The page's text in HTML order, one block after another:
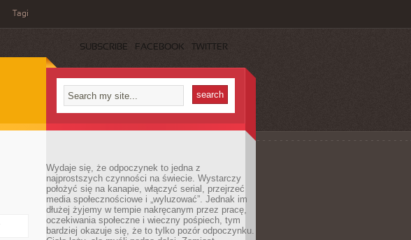
Tagi
SUBSCRIBE FACEBOOK TWITTER
Wydaje się, że odpoczynek to jedna z
najprostszych czynności na świecie. Wystarczy
położyć się na kanapie, włączyć serial, przejrzeć
media społecznościowe i „wyluzować”. Jednak im
dłużej żyjemy w tempie nakręcanym przez pracę,
oczekiwania społeczne i wieczny pośpiech, tym
bardziej okazuje się, że to tylko pozór odpoczynku.